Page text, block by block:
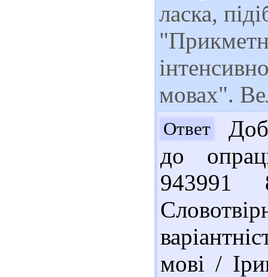
ласка,
мовах".
Ответ
до
943991
мові /